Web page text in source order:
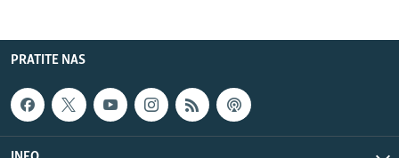
PRATITE NAS